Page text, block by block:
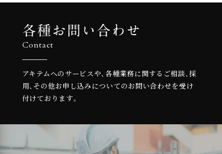
各種お問い合わせ
Contact
アキテムへのサービスや、各種業務に関するご相談、 採
用、その他お申し込みについてのお問い合わせを受け
付けております。